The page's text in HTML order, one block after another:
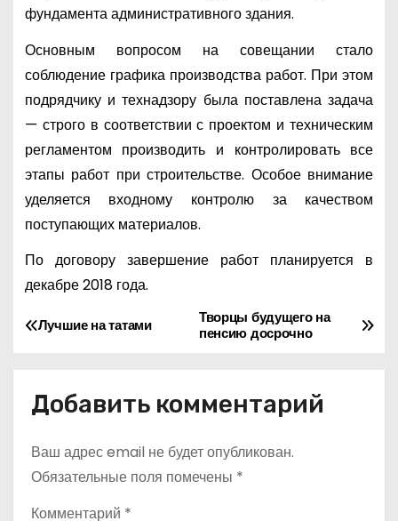
фундамента административного здания.
Основным вопросом на совещании стало
соблюдение графика производства работ. При этом
подрядчику и технадзору была поставлена задача
— строго в соответствии с проектом и техническим
регламентом производить и контролировать все
этапы работ при строительстве. Особое внимание
уделяется входному контролю за качеством
поступающих материалов.
По договору завершение работ планируется в
декабре 2018 года.
Н
в
и
г
а
Творцы будущего на
пенсию досрочно
Лучшие на татами
Добавить комментарий
Ваш адрес email не будет опубликован.
Обязательные поля помечены *
Комментарий *